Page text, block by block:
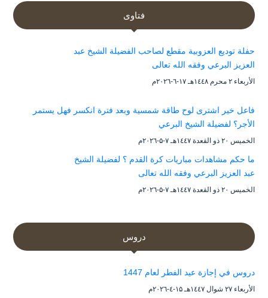
فتاوى
حفلة توديع العزوبية مقطع لصاحب الفضيلة الشيخ عبد
العزيز البرعي وفقه الله تعالى
الأربعاء ۲ محرم ۱٤٤۸هـ ۱۷-٦-۲۰۲٦م
فاعل خير اشترى لوح طاقة شمسية وبعد فترة انكسر فهل يستمر
الأجر؟ لفضيلة الشيخ البرعي
الخميس ۲۰ ذو القعدة ۱٤٤۷هـ ۷-۵-۲۰۲٦م
ما حكم مشاهدات مباريات كرة القدم ؟ لفضيلة الشيخ
عبد العزيز البرعي وفقه الله تعالى
الخميس ۲۰ ذو القعدة ۱٤٤۷هـ ۷-۵-۲۰۲٦م
دروس
دروس في إجازة عيد الفطر لعام 1447
الأربعاء ۲۷ شوال ۱٤٤۷هـ ۱۵-٤-۲۰۲٦م